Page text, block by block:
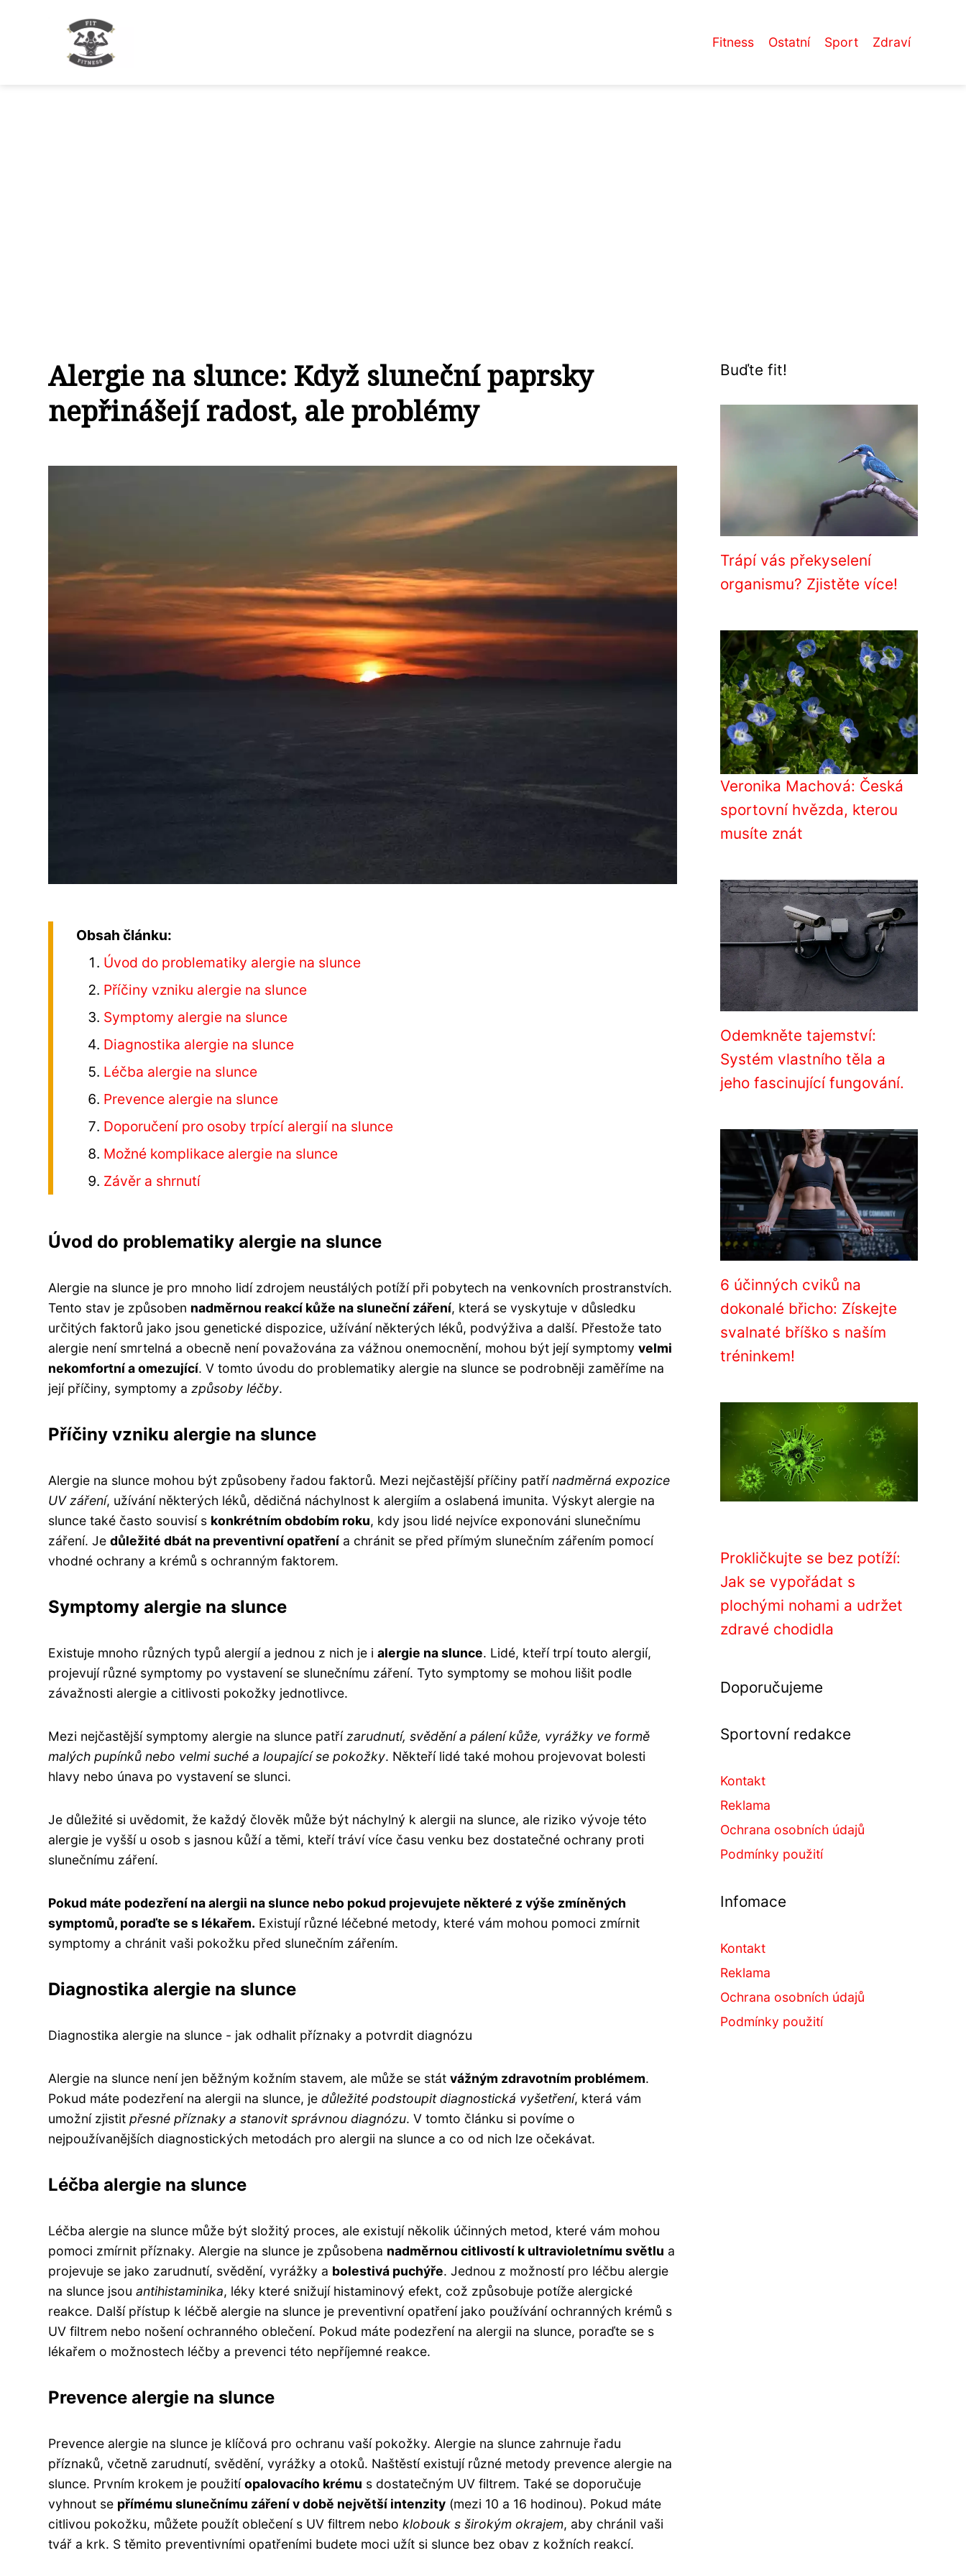
Fitness Ostatní Sport Zdraví
Alergie na slunce: Když sluneční paprsky
nepřinášejí radost, ale problémy
Obsah článku:
Úvod do problematiky alergie na slunce
Příčiny vzniku alergie na slunce
Symptomy alergie na slunce
Diagnostika alergie na slunce
Léčba alergie na slunce
Prevence alergie na slunce
Doporučení pro osoby trpící alergií na slunce
Možné komplikace alergie na slunce
Závěr a shrnutí
Úvod do problematiky alergie na slunce
Alergie na slunce je pro mnoho lidí zdrojem neustálých potíží při pobytech na venkovních prostranstvích.
Tento stav je způsoben nadměrnou reakcí kůže na sluneční záření, která se vyskytuje v důsledku
určitých faktorů jako jsou genetické dispozice, užívání některých léků, podvýživa a další. Přestože tato
alergie není smrtelná a obecně není považována za vážnou onemocnění, mohou být její symptomy velmi
nekomfortní a omezující. V tomto úvodu do problematiky alergie na slunce se podrobněji zaměříme na
její příčiny, symptomy a způsoby léčby.
Příčiny vzniku alergie na slunce
Alergie na slunce mohou být způsobeny řadou faktorů. Mezi nejčastější příčiny patřínadměrná expozice
UV záření, užívání některých léků, dědičná náchylnost k alergiím a oslabená imunita. Výskyt alergie na
slunce také často souvisí s konkrétním obdobím roku, kdy jsou lidé nejvíce exponováni slunečnímu
záření. Je důležité dbát na preventivní opatření a chránit se před přímým slunečním zářením pomocí
vhodné ochrany a krémů s ochranným faktorem.
Symptomy alergie na slunce
Existuje mnoho různých typů alergií a jednou z nich je i alergie na slunce. Lidé, kteří trpí touto alergií,
projevují různé symptomy po vystavení se slunečnímu záření. Tyto symptomy se mohou lišit podle
závažnosti alergie a citlivosti pokožky jednotlivce.
Mezi nejčastější symptomy alergie na slunce patřízarudnutí, svědění a pálení kůže, vyrážky ve formě
malých pupínků nebo velmi suché a loupající se pokožky. Někteří lidé také mohou projevovat bolesti
hlavy nebo únava po vystavení se slunci.
Je důležité si uvědomit, že každý člověk může být náchylný k alergii na slunce, ale riziko vývoje této
alergie je vyšší u osob s jasnou kůží a těmi, kteří tráví více času venku bez dostatečné ochrany proti
slunečnímu záření.
Pokud máte podezření na alergii na slunce nebo pokud projevujete některé z výše zmíněných
symptomů, poraďte se s lékařem. Existují různé léčebné metody, které vám mohou pomoci zmírnit
symptomy a chránit vaši pokožku před slunečním zářením.
Diagnostika alergie na slunce
Diagnostika alergie na slunce - jak odhalit příznaky a potvrdit diagnózu
Alergie na slunce není jen běžným kožním stavem, ale může se stát vážným zdravotním problémem.
Pokud máte podezření na alergii na slunce, je důležité podstoupit diagnostická vyšetření, která vám
umožní zjistit přesné příznaky a stanovit správnou diagnózu. V tomto článku si povíme o
nejpoužívanějších diagnostických metodách pro alergii na slunce a co od nich lze očekávat.
Léčba alergie na slunce
Léčba alergie na slunce může být složitý proces, ale existují několik účinných metod, které vám mohou
pomoci zmírnit příznaky. Alergie na slunce je způsobena nadměrnou citlivostí k ultravioletnímu světlu a
projevuje se jako zarudnutí, svědění, vyrážky a bolestivá puchýře. Jednou z možností pro léčbu alergie
na slunce jsou antihistaminika, léky které snižují histaminový efekt, což způsobuje potíže alergické
reakce. Další přístup k léčbě alergie na slunce je preventivní opatření jako používání ochranných krémů s
UV filtrem nebo nošení ochranného oblečení. Pokud máte podezření na alergii na slunce, poraďte se s
lékařem o možnostech léčby a prevenci této nepříjemné reakce.
Prevence alergie na slunce
Prevence alergie na slunce je klíčová pro ochranu vaší pokožky. Alergie na slunce zahrnuje řadu
příznaků, včetně zarudnutí, svědění, vyrážky a otoků. Naštěstí existují různé metody prevence alergie na
slunce. Prvním krokem je použitíopalovacího krému s dostatečným UV filtrem. Také se doporučuje
vyhnout se přímému slunečnímu záření v době největší intenzity (mezi 10 a 16 hodinou). Pokud máte
citlivou pokožku, můžete použít oblečení s UV filtrem nebo klobouk s širokým okrajem, aby chránil vaši
tvář a krk. S těmito preventivními opatřeními budete moci užít si slunce bez obav z kožních reakcí.
Buďte fit!
Trápí vás překyselení
organismu? Zjistěte více!
Veronika Machová: Česká
sportovní hvězda, kterou
musíte znát
Odemkněte tajemství:
Systém vlastního těla a
jeho fascinující fungování.
6 účinných cviků na
dokonalé břicho: Získejte
svalnaté bříško s naším
tréninkem!
Prokličkujte se bez potíží:
Jak se vypořádat s
plochými nohami a udržet
zdravé chodidla
Doporučujeme
Sportovní redakce
Kontakt
Reklama
Ochrana osobních údajů
Podmínky použití
Infomace
Kontakt
Reklama
Ochrana osobních údajů
Podmínky použití